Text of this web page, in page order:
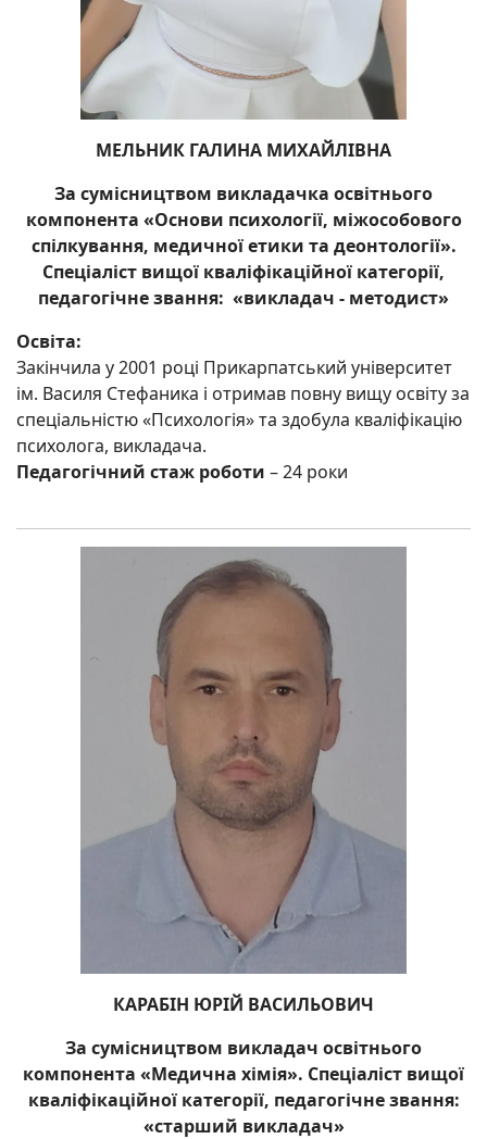
МЕЛЬНИК ГАЛИНА МИХАЙЛІВНА
За сумісництвом викладачка освітнього
компонента «Основи психології, міжособового
спілкування, медичної етики та деонтології».
Спеціаліст вищої кваліфікаційної категорії,
педагогічне звання: «викладач - методист»
Освіта:
Закінчила у 2001 році Прикарпатський університет
ім. Василя Стефаника і отримав повну вищу освіту за
спеціальністю «Психологія» та здобула кваліфікацію
психолога, викладача.
Педагогічний стаж роботи – 24 роки
КАРАБІН ЮРІЙ ВАСИЛЬОВИЧ
За сумісництвом викладач освітнього
компонента «Медична хімія». Спеціаліст вищої
кваліфікаційної категорії, педагогічне звання:
«старший викладач»